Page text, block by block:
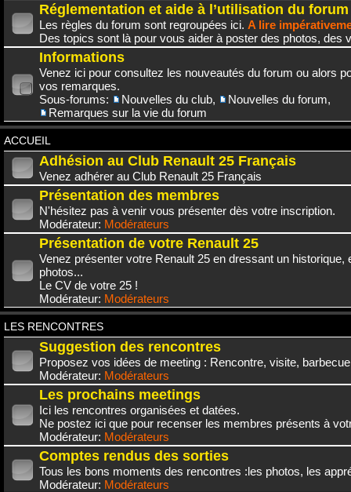
Réglementation et aide à l’utilisation du forum
Les règles du forum sont regroupées ici. A lire
Des topics sont là pour vous aider à poster des photos, des
Informations
Venez ici pour consultez les nouveautés du forum ou alors
vos remarques.
Sous-forums:
Nouvelles du club, Nouvelles du forum,
Remarques sur la vie du forum
ACCUEIL
Adhésion au Club Renault 25 Français
Venez adhérer au Club Renault 25 Français
Présentation des membres
N'hésitez pas à venir vous présenter dès votre inscription.
Modérateur: Modérateurs
Présentation de votre Renault 25
Venez présenter votre Renault 25 en dressant un historique,
photos...
Le CV de votre 25 !
Modérateur: Modérateurs
LES RENCONTRES
Suggestion des rencontres
Proposez vos idées de meeting : Rencontre, visite,
Modérateur: Modérateurs
Les prochains meetings
Ici les rencontres organisées et datées.
Ne postez ici que pour recenser les membres présents à
Modérateur: Modérateurs
Comptes rendus des sorties
Tous les bons moments des rencontres :les photos, les
Modérateur: Modérateurs